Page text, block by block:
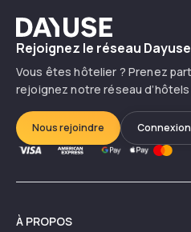
Dans quels pays peut-on
avec Dayuse ?
Comment devenir un hôtel
Dayuse ?
Dayuse
Rejoignez le réseau Dayuse
Vous êtes hôtelier ? Prenez
rejoignez notre réseau
Nous rejoindre
À PROPOS